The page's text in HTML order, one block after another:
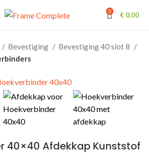
0 € 0,00
Bevestiging
Bevestiging 40 slot 8
40×40 Afdekkap Kunststof